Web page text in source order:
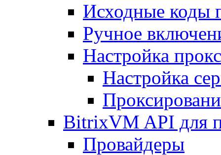
Исходные коды
Ручное
Настройка
Настройка
BitrixVM API для
Провайдеры